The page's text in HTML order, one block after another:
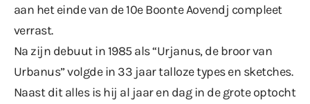
aan het einde van de 10e Boonte Aovendj compleet
verrast.
Na zijn debuut in 1985 als “Urjanus, de broor van
Urbanus” volgde in 33 jaar talloze types en sketches.
Naast dit alles is hij al jaar en dag in de grote optocht